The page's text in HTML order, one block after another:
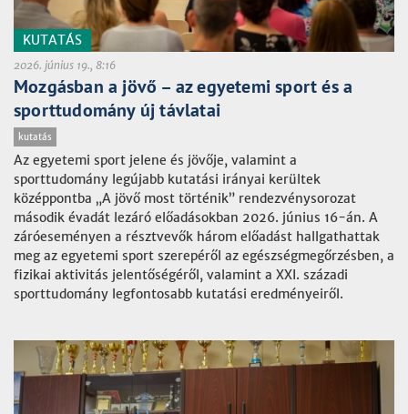
KUTATÁS
2026. június 19., 8:16
Mozgásban a jövő – az egyetemi sport és a
sporttudomány új távlatai
kutatás
Az egyetemi sport jelene és jövője, valamint a
sporttudomány legújabb kutatási irányai kerültek
középpontba „A jövő most történik” rendezvénysorozat
második évadát lezáró előadásokban 2026. június 16-án. A
záróeseményen a résztvevők három előadást hallgathattak
meg az egyetemi sport szerepéről az egészségmegőrzésben, a
fizikai aktivitás jelentőségéről, valamint a XXI. századi
sporttudomány legfontosabb kutatási eredményeiről.